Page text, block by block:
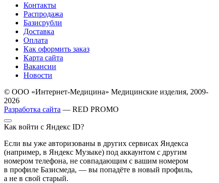
Контакты
Распродажа
Базисрубли
Доставка
Оплата
Как оформить заказ
Карта сайта
Вакансии
Новости
© ООО «Интернет-Медицина» Медицинские изделия, 2009-
2026
Разработка сайта — RED PROMO
Как войти с Яндекс ID?
Если вы уже авторизованы в других сервисах Яндекса
(например, в Яндекс Музыке) под аккаунтом с другим
номером телефона, не совпадающим с вашим номером
в профиле Базисмеда, — вы попадёте в новый профиль,
а не в свой старый.